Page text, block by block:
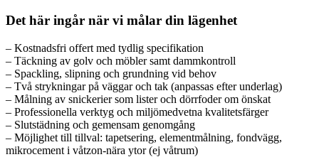
Det här ingår när vi målar din lägenhet
– Kostnadsfri offert med tydlig specifikation
– Täckning av golv och möbler samt dammkontroll
– Spackling, slipning och grundning vid behov
– Två strykningar på väggar och tak (anpassas efter underlag)
– Målning av snickerier som lister och dörrfoder om önskat
– Professionella verktyg och miljömedvetna kvalitetsfärger
– Slutstädning och gemensam genomgång
– Möjlighet till tillval: tapetsering, elementmålning, fondvägg,
mikrocement i våtzon-nära ytor (ej våtrum)